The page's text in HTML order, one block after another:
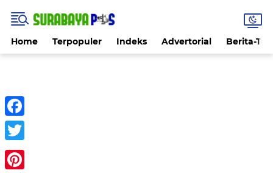
Home Terpopuler Indeks Advertorial Berita-
Facebook
Twitter